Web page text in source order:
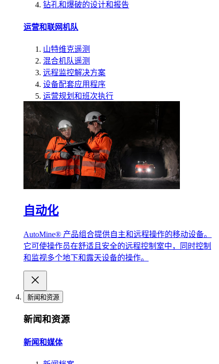
钻孔和爆破的设计和报告
运营和联网机队
山特维克遥测
混合机队遥测
远程监控解决方案
设备配套应用程序
运营规划和班次执行
自动化
AutoMine® 产品组合提供自主和远程操作的移动设备。
它可使操作员在舒适且安全的远程控制室中，同时控制
和监视多个地下和露天设备的操作。
新闻和资源
新闻和资源
新闻和媒体